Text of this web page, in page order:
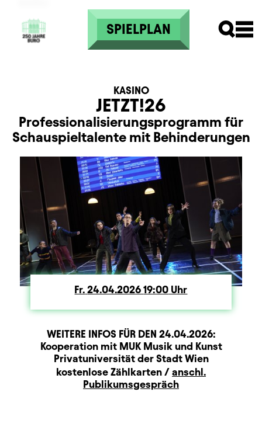
Direkt zum Inhalt
SPIELPLAN
JETZT!26
KASINO
Professionalisierungsprogramm für
Schauspieltalente mit Behinderungen
Fr. Freitag
24.04.202619:00 Uhr
WEITERE INFOS FÜR DEN 24.04.2026:
BeschreibungInformation
Produktionspartner
Kooperation mit MUK Musik und Kunst
Privatuniversität der Stadt Wien
Zusatzinformationkostenlose Zählkarten / anschl.
Publikumsgespräch